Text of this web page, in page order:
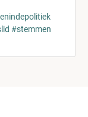
#stemmen